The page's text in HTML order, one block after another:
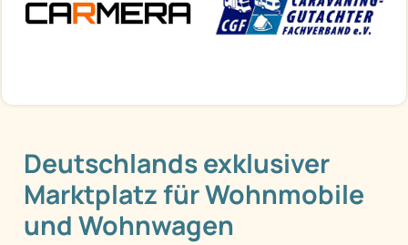
Deutschlands exklusiver
Marktplatz für Wohnmobile
und Wohnwagen